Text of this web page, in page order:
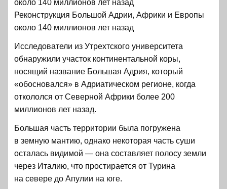
Реконструкция Большой Адрии, Африки и Европы
около 140 миллионов лет назад
Исследователи из Утрехтского университета
обнаружили участок континентальной коры,
носящий название Большая Адрия, который
«обосновался» в Адриатическом регионе, когда
откололся от Северной Африки более 200
миллионов лет назад.
Большая часть территории была погружена
в земную мантию, однако некоторая часть суши
осталась видимой — она ​​составляет полосу земли
через Италию, что простирается от Турина
на севере до Апулии на юге.